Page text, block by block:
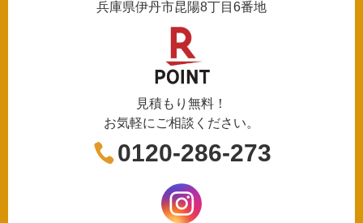
兵庫県伊丹市昆陽8丁目6番地
見積もり無料！
お気軽にご相談ください。
0120-286-273